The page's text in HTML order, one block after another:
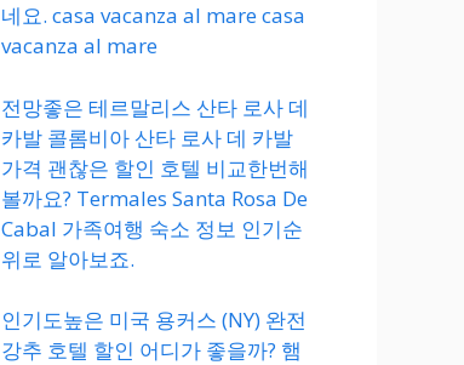
네요. casa vacanza al mare casa
vacanza al mare
전망좋은 테르말리스 산타 로사 데
카발 콜롬비아 산타 로사 데 카발
가격 괜찮은 할인 호텔 비교한번해
볼까요? Termales Santa Rosa De
Cabal 가족여행 숙소 정보 인기순
위로 알아보죠.
인기도높은 미국 용커스 (NY) 완전
강추 호텔 할인 어디가 좋을까? 햄